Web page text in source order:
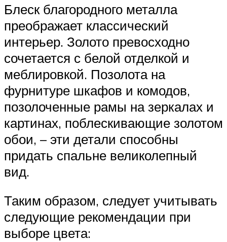
Блеск благородного металла
преображает классический
интерьер. Золото превосходно
сочетается с белой отделкой и
меблировкой. Позолота на
фурнитуре шкафов и комодов,
позолоченные рамы на зеркалах и
картинах, поблескивающие золотом
обои, – эти детали способны
придать спальне великолепный
вид.
Таким образом, следует учитывать
следующие рекомендации при
выборе цвета: